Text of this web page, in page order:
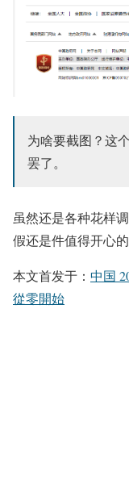
为啥要截图？这
罢了。
虽然还是各种花样
假还是件值得开心的
本文首发于： 中国
從零開始